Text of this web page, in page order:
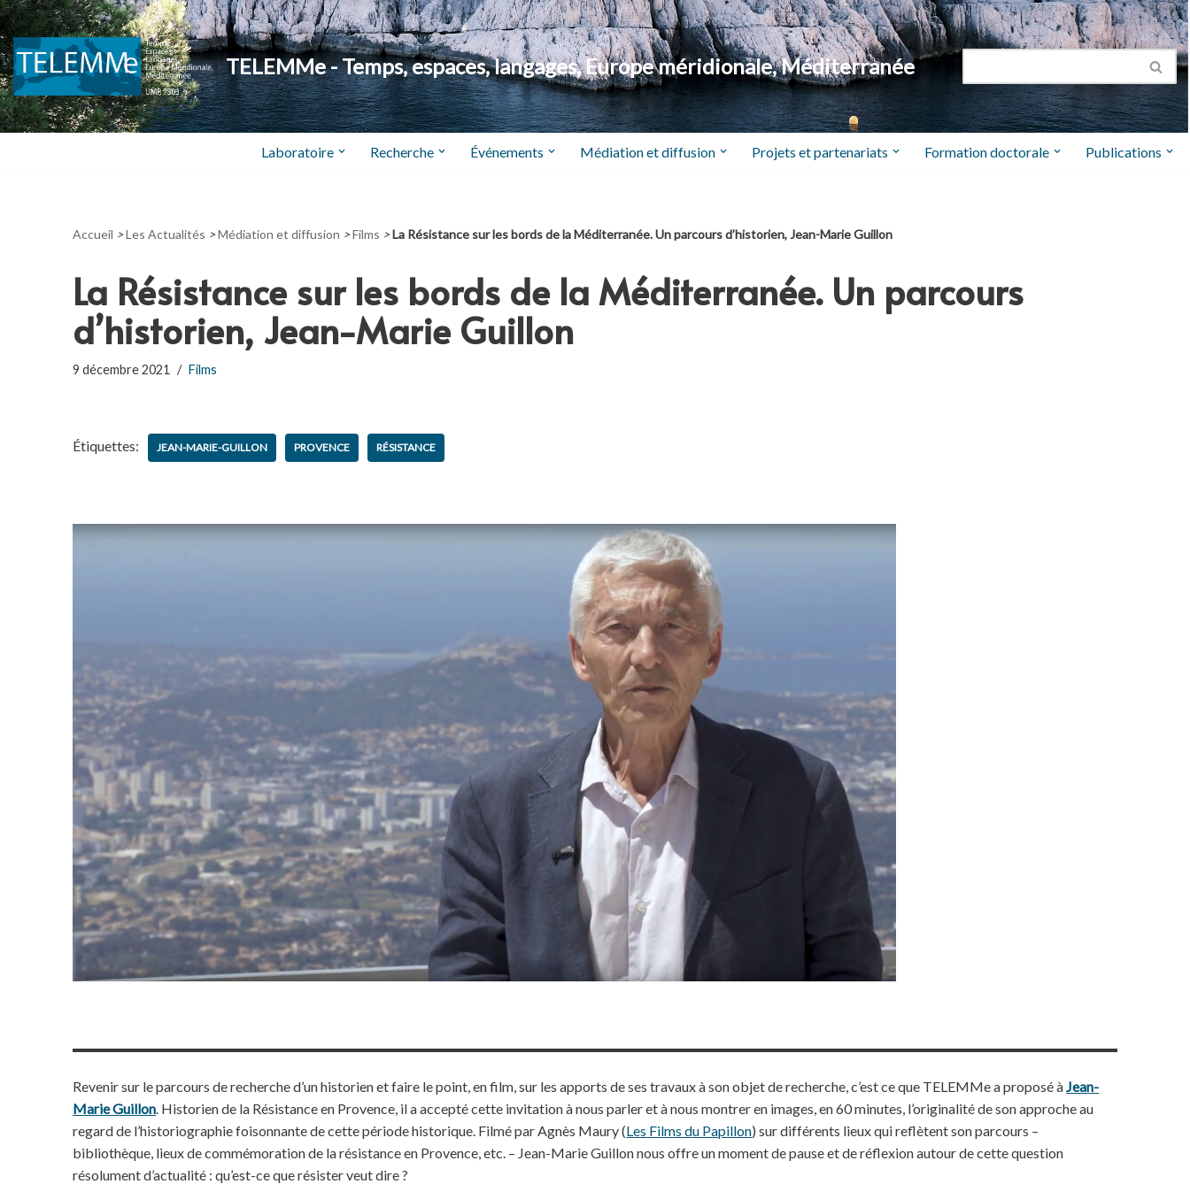
Aller
au
contenu
TELEMMe - Temps, espaces, langages, Europe méridionale, Méditerranée
Laboratoire Recherche Événements Médiation et diffusion Projets et partenariats Formation doctorale Publications
Accueil >Les Actualités >Médiation et diffusion >Films >La Résistance sur les bords de la Méditerranée. Un parcours d’historien, Jean-Marie Guillon
La Résistance sur les bords de la Méditerranée. Un parcours
d’historien, Jean-Marie Guillon
9 décembre 2021 Films
Étiquettes: JEAN-MARIE-GUILLON PROVENCE RÉSISTANCE
Revenir sur le parcours de recherche d’un historien et faire le point, en film, sur les apports de ses travaux à son objet de recherche, c’est ce que TELEMMe a proposé àJean-
Marie Guillon. Historien de la Résistance en Provence, il a accepté cette invitation à nous parler et à nous montrer en images, en 60 minutes, l’originalité de son approche au
regard de l’historiographie foisonnante de cette période historique. Filmé par Agnès Maury (Les Films du Papillon) sur différents lieux qui reflètent son parcours –
bibliothèque, lieux de commémoration de la résistance en Provence, etc. – Jean-Marie Guillon nous offre un moment de pause et de réflexion autour de cette question
résolument d’actualité : qu’est-ce que résister veut dire ?